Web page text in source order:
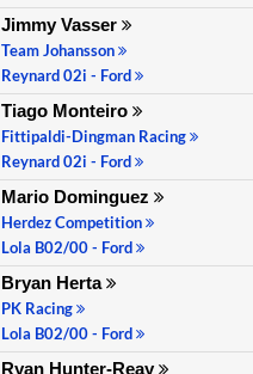
Jimmy Vasser
Team Johansson
Reynard 02i - Ford
Tiago Monteiro
Fittipaldi-Dingman Racing
Reynard 02i - Ford
Mario Dominguez
Herdez Competition
Lola B02/00 - Ford
Bryan Herta
PK Racing
Lola B02/00 - Ford
Ryan Hunter-Reay